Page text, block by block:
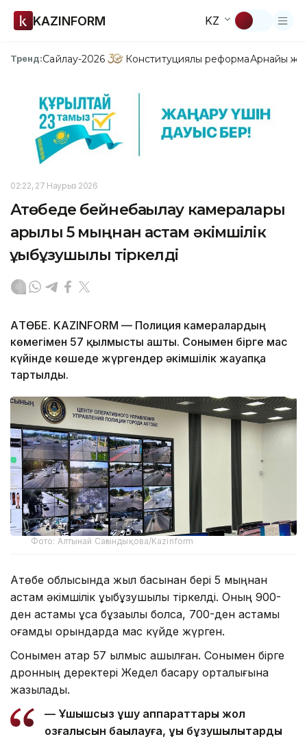
KAZINFORM KZ
Тренд:Сайлау-2026 Конституциялық реформаАрнайы
02:22, 27 Наурыз 2026
Ақтөбеде бейнебақылау камералары
арқылы 5 мыңнан астам әкімшілік
құқықбұзушылық тіркелді
АҚТӨБЕ. KAZINFORM — Полиция камералардың
көмегімен 57 қылмысты ашты. Сонымен бірге мас
күйінде көшеде жүргендер әкімшілік жауапқа
тартылды.
Фото: Алтынай Сағындықова/Kazinform
Ақтөбе облысында жыл басынан бері 5 мыңнан
астам әкімшілік құқықбұзушылық тіркелді. Оның 900-
ден астамы ұсақ бұзақылық болса, 700-ден астамы
қоғамдық орындарда мас күйде жүрген.
Сонымен қатар 57 қылмыс ашылған. Сонымен бірге
дронның деректері Жедел басқару орталығына
жазылады.
— Ұшқышсыз ұшу аппараттары жол
қозғалысын бақылауға, құқық бұзушылықтарды